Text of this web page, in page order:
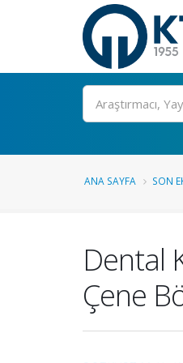
Ara
ANA SAYFA SON
Dental
Çene